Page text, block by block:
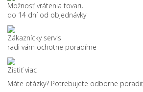
Možnosť vrátenia tovaru
do 14 dní od objednávky
Zákaznícky servis
radi vám ochotne poradíme
Zistiť viac
Máte otázky? Potrebujete odborne